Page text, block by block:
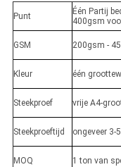
Punt
Één Partij
400gsm
GSM 200gsm -
Kleur één
Steekproef vrije A4-
Steekproeftijd ongeveer 3-
MOQ 1 ton van